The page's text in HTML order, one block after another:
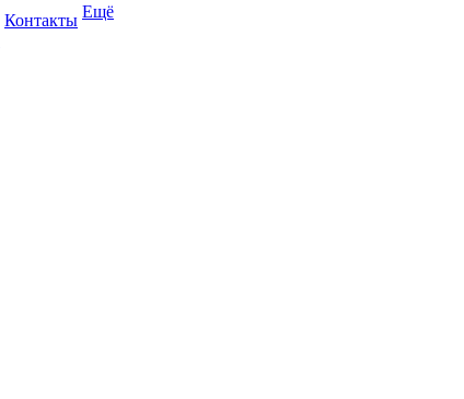
Контакты Ещё